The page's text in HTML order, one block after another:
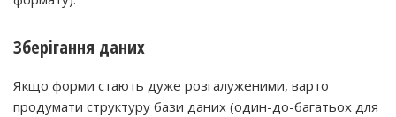
Зберігання даних
Якщо форми стають дуже розгалуженими, варто
продумати структуру бази даних (один-до-багатьох для